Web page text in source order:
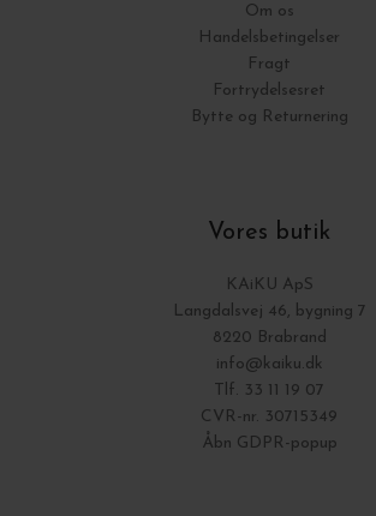
Om os
Handelsbetingelser
Fragt
Fortrydelsesret
Bytte og Returnering
Vores butik
KAiKU ApS
Langdalsvej 46, bygning 7
8220 Brabrand
info@kaiku.dk
Tlf. 33 11 19 07
CVR-nr. 30715349
Åbn GDPR-popup